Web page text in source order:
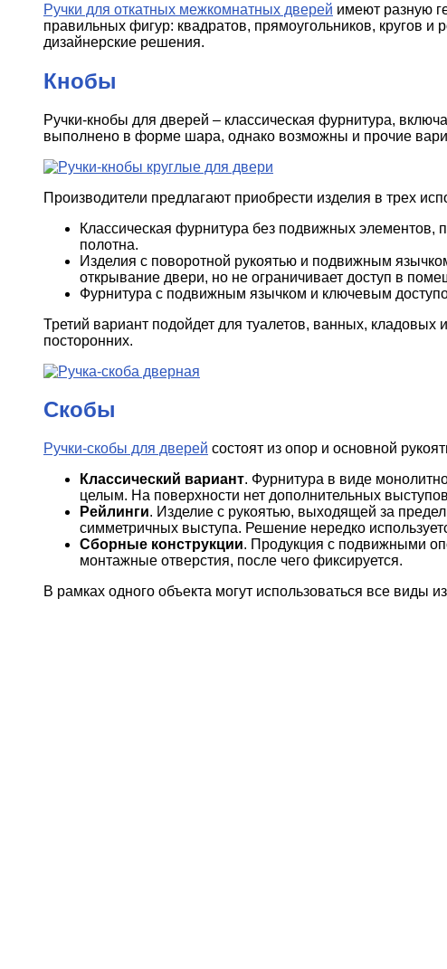
Ручки для откатных межкомнатных дверей имеют разную
правильных фигур: квадратов, прямоугольников, кругов и
дизайнерские решения.
Кнобы
Ручки-кнобы для дверей – классическая фурнитура,
выполнено в форме шара, однако возможны и прочие
Производители предлагают приобрести изделия в трех
Классическая фурнитура без подвижных элементов,
полотна.
Изделия с поворотной рукоятью и подвижным
открывание двери, но не ограничивает доступ в
Фурнитура с подвижным язычком и ключевым
Третий вариант подойдет для туалетов, ванных, кладовых
посторонних.
Скобы
Ручки-скобы для дверей состоят из опор и основной
Классический вариант. Фурнитура в виде
целым. На поверхности нет дополнительных
Рейлинги. Изделие с рукоятью, выходящей за
симметричных выступа. Решение нередко
Сборные конструкции. Продукция с подвижными
монтажные отверстия, после чего фиксируется.
В рамках одного объекта могут использоваться все виды